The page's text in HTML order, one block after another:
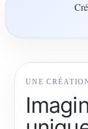
UNE